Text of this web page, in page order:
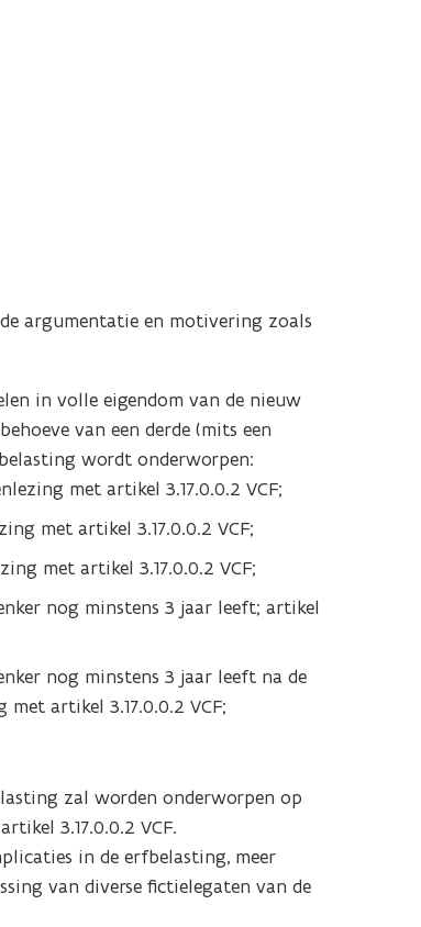
argumentatie en motivering zoals
in volle eigendom van de nieuw
van een derde (mits een
wordt onderworpen:
met artikel 3.17.0.0.2 VCF;
met artikel 3.17.0.0.2 VCF;
met artikel 3.17.0.0.2 VCF;
nog minstens 3 jaar leeft; artikel
nog minstens 3 jaar leeft na de
artikel 3.17.0.0.2 VCF;
zal worden onderworpen op
3.17.0.0.2 VCF.
in de erfbelasting, meer
van diverse fictielegaten van de